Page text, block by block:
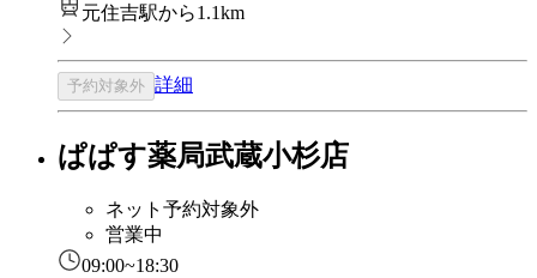
元住吉駅から1.1km
予約対象外 詳細
ぱぱす薬局武蔵小杉店
ネット予約対象外
営業中
09:00~18:30